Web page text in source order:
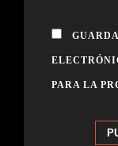
PARA LA